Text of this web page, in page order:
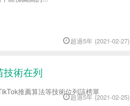
超過5年 (2021-02-27)
技術在列
推薦算法等技術位列該榜單
超過5年 (2021-02-25)